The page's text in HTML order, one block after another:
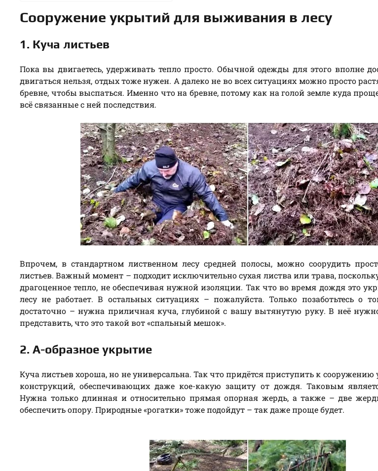
Сооружение укрытий для выживания в лесу
1. Куча листьев
Пока вы двигаетесь, удерживать тепло просто. Обычной одежды для этого вполне
двигаться нельзя, отдых тоже нужен. А далеко не во всех ситуациях можно просто
бревне, чтобы выспаться. Именно что на бревне, потому как на голой земле куда
всё связанные с ней последствия.
Впрочем, в стандартном лиственном лесу средней полосы, можно соорудить
листьев. Важный момент – подходит исключительно сухая листва или трава,
драгоценное тепло, не обеспечивая нужной изоляции. Так что во время дождя это
лесу не работает. В остальных ситуациях – пожалуйста. Только позаботьтесь о
достаточно – нужна приличная куча, глубиной с вашу вытянутую руку. В неё
представить, что это такой вот «спальный мешок».
2. А-образное укрытие
Куча листьев хороша, но не универсальна. Так что придётся приступить к
конструкций, обеспечивающих даже кое-какую защиту от дождя. Таковым
Нужна только длинная и относительно прямая опорная жердь, а также – две
обеспечить опору. Природные «рогатки» тоже подойдут – так даже проще будет.